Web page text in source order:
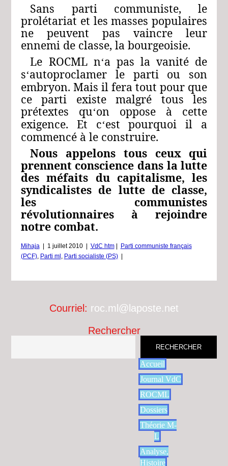
Sans parti communiste, le
prolétariat et les masses populaires
ne peuvent pas vaincre leur
ennemi de classe, la bourgeoisie.
Le ROCML n‘a pas la vanité de
s‘autoproclamer le parti ou son
embryon. Mais il fera tout pour que
ce parti existe malgré tous les
prétextes qu‘on oppose à cette
exigence. Et c‘est pourquoi il a
commencé à le construire.
Nous appelons tous ceux qui
prennent conscience dans la lutte
des méfaits du capitalisme, les
syndicalistes de lutte de classe,
les communistes
révolutionnaires à rejoindre
notre combat.
Mihaja 1 juillet 2010 VdC htm
Parti communiste français
(PCF), Parti ml Parti socialiste (PS)
Courriel: roc.ml@laposte.net
Rechercher
RECHERCHER
Accueil
Journal VdC
ROCML
Dossiers
Théorie M-
L
Analyse,
Histoire